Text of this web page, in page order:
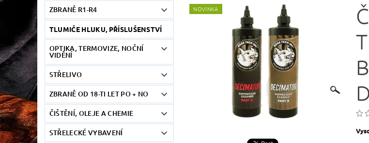
ZBRANĚ R1-R4
TLUMIČE HLUKU, PŘÍSLUŠENSTVÍ
OPTIKA, TERMOVIZE, NOČNÍ
VIDĚNÍ
STŘELIVO
ZBRANĚ OD 18-TI LET PO + NO
ČIŠTĚNÍ, OLEJE A CHEMIE
STŘELECKÉ VYBAVENÍ
NOVINKA